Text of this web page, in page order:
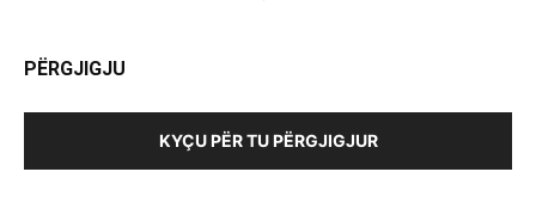
PËRGJIGJU
KYÇU PËR TU PËRGJIGJUR